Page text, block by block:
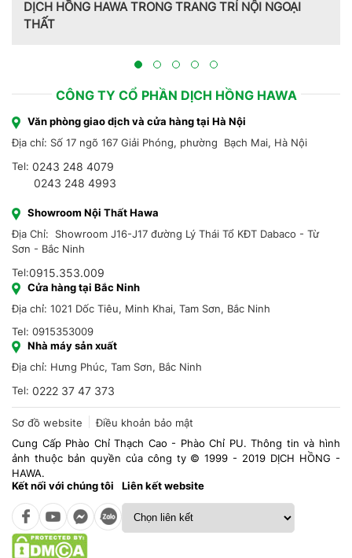
DỊCH HỒNG HAWA TRONG TRANG TRÍ NỘI NGOẠI
THẤT
CÔNG TY CỔ PHẦN DỊCH HỒNG HAWA
Văn phòng giao dịch và cửa hàng tại Hà Nội
Địa chỉ: Số 17 ngõ 167 Giải Phóng, phường Bạch Mai, Hà Nội
Tel: 0243 248 4079
0243 248 4993
Showroom Nội Thất Hawa
Địa Chỉ: Showroom J16-J17 đường Lý Thái Tổ KĐT Dabaco - Từ
Sơn - Bắc Ninh
Tel:0915.353.009
Cửa hàng tại Bắc Ninh
Địa chỉ: 1021 Dốc Tiêu, Minh Khai, Tam Sơn, Bắc Ninh
Tel: 0915353009
Nhà máy sản xuất
Địa chỉ: Hưng Phúc, Tam Sơn, Bắc Ninh
Tel: 0222 37 47 373
Sơ đồ website
Điều khoản bảo mật
Cung Cấp Phào Chỉ Thạch Cao - Phào Chỉ PU. Thông tin và hình
ảnh thuộc bản quyền của công ty © 1999 - 2019 DỊCH HỒNG -
HAWA.
Kết nối với chúng tôi
Liên kết website